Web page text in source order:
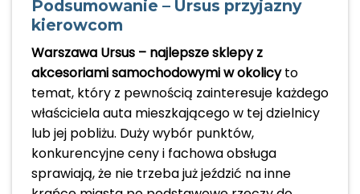
Podsumowanie – Ursus przyjazny
kierowcom
Warszawa Ursus – najlepsze sklepy z
akcesoriami samochodowymi w okolicyto
temat, który z pewnością zainteresuje każdego
właściciela auta mieszkającego w tej dzielnicy
lub jej pobliżu. Duży wybór punktów,
konkurencyjne ceny i fachowa obsługa
sprawiają, że nie trzeba już jeździć na inne